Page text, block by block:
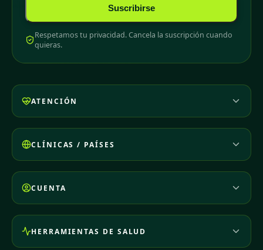
Suscribirse
Respetamos tu privacidad. Cancela la suscripción cuando
quieras.
ATENCIÓN
CLÍNICAS / PAÍSES
CUENTA
HERRAMIENTAS DE SALUD